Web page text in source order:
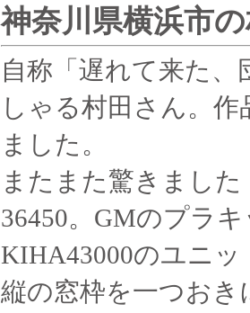
神奈川県横浜市
自称「遅れて来た
しゃる村田さん。
ました。
またまた驚きまし
36450。GMのプラ
KIHA43000のユニ
縦の窓枠を一つおき